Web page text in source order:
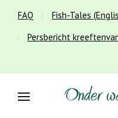
FAQ Fish-Tales
Persbericht